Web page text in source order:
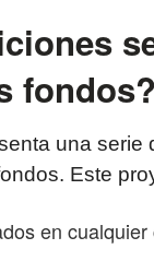
fondos?
una
Este
en